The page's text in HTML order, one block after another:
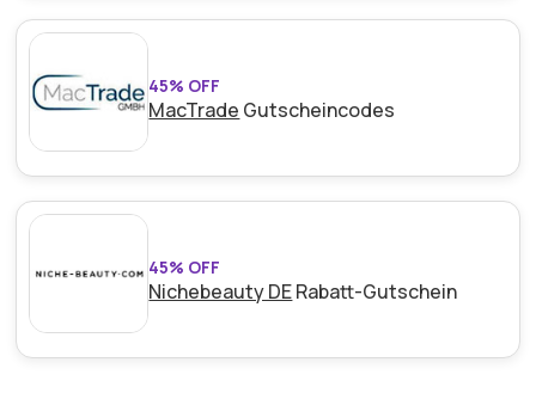
45% OFF
MacTrade Gutscheincodes
45% OFF
Nichebeauty DERabatt-Gutschein